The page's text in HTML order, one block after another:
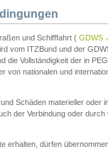
und Schifffahrt ( GDWS
vom ITZBund und der
die Vollständigkeit der in
nationalen und
Schäden materieller oder
der Verbindung oder
erhalten, dürfen